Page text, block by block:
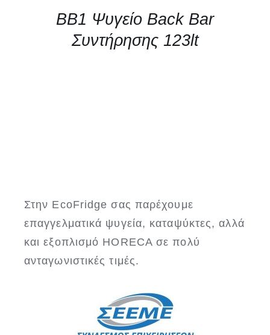
BB1 Ψυγείο Back Bar
Συντήρησης 123lt
Στην EcoFridge σας παρέχουμε
επαγγελματικά ψυγεία, καταψύκτες, αλλά
και εξοπλισμό HORECA σε πολύ
ανταγωνιστικές τιμές.